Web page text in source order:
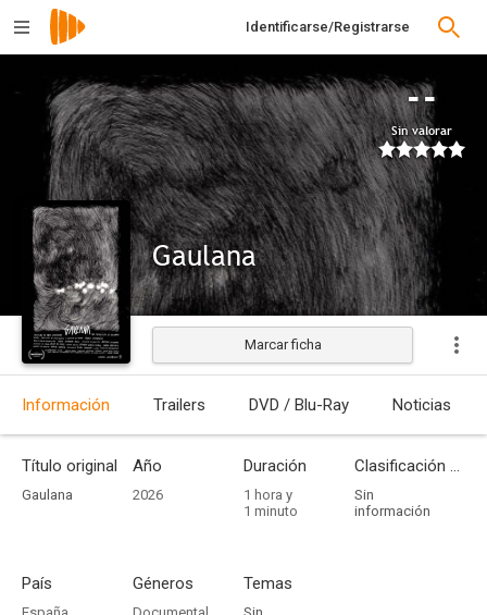
Identificarse/Registrarse
--
Sin valorar
Gaulana
Estrenada
Marcar ficha
Información Trailers DVD / Blu-Ray Noticias
Título original
Gaulana
Año
2026
Duración
1 hora y
1 minuto
Clasificación por edades
Sin
información
País Géneros Temas